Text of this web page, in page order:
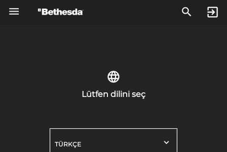
Lütfen dilini seç
TÜRKÇE